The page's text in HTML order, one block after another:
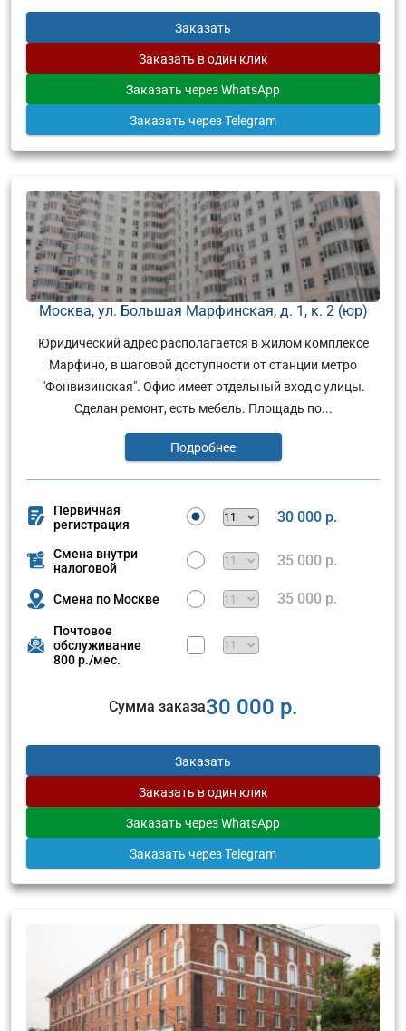
Заказать
Заказать в один клик
Заказать через WhatsApp
Заказать через Telegram
Москва, ул. Большая Марфинская, д. 1, к. 2 (юр)
Юридический адрес располагается в жилом комплексе
Марфино, в шаговой доступности от станции метро
"Фонвизинская". Офис имеет отдельный вход с улицы.
Сделан ремонт, есть мебель. Площадь по...
Подробнее
Первичная
регистрация
30 000 р.
Смена внутри
налоговой
35 000 р.
Смена по Москве 35 000 р.
Почтовое
обслуживание
800 р./мес.
Сумма заказа30 000 р.
Заказать
Заказать в один клик
Заказать через WhatsApp
Заказать через Telegram